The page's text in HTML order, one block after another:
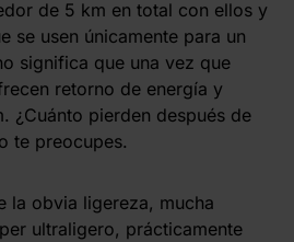
de 5 km en total con ellos y
se usen únicamente para un
significa que una vez que
retorno de energía y
¿Cuánto pierden después de
te preocupes.
la obvia ligereza, mucha
ultraligero, prácticamente